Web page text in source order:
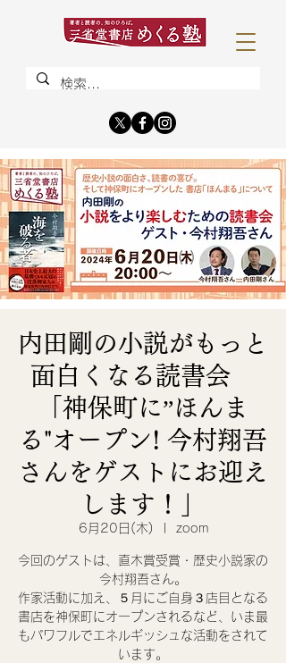
内田剛の小説がもっと
面白くなる読書会
「神保町に”ほんま
る"オープン! 今村翔吾
さんをゲストにお迎え
します！」
6月20日(木) zoom
今回のゲストは、直木賞受賞・歴史小説家の
今村翔吾さん。
作家活動に加え、５月にご自身３店目となる
書店を神保町にオープンされるなど、いま最
もパワフルでエネルギッシュな活動をされて
います。